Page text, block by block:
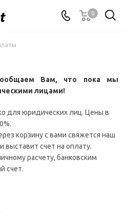
0
Вам, что пока мы
лицами!
для юридических лиц. Цены в
корзину с вами свяжется наш
счет на оплату.
расчету, банковским
счет.